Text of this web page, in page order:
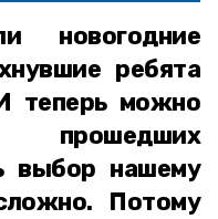
новогодние
ребята
теперь можно
прошедших
выбор нашему
Потому